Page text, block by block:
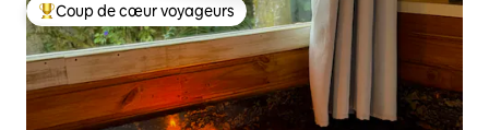
Coups de cœur voyageurs les plus appréciés
Coup de cœur voyageurs